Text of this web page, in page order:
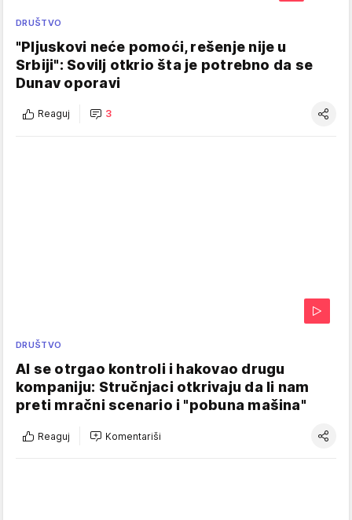
DRUŠTVO
"Pljuskovi neće pomoći, rešenje nije u
Srbiji": Sovilj otkrio šta je potrebno da se
Dunav oporavi
Reaguj 3
DRUŠTVO
AI se otrgao kontroli i hakovao drugu
kompaniju: Stručnjaci otkrivaju da li nam
preti mračni scenario i "pobuna mašina"
Reaguj Komentariši